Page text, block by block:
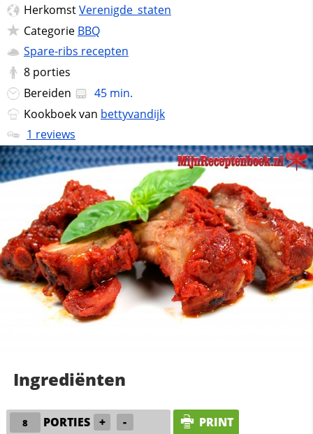
HerkomstVerenigde_staten
Categorie BBQ
Spare-ribs recepten
8 porties
Bereiden
45 min.
Kookboek van bettyvandijk
1 reviews
Ingrediënten
PORTIES + - PRINT